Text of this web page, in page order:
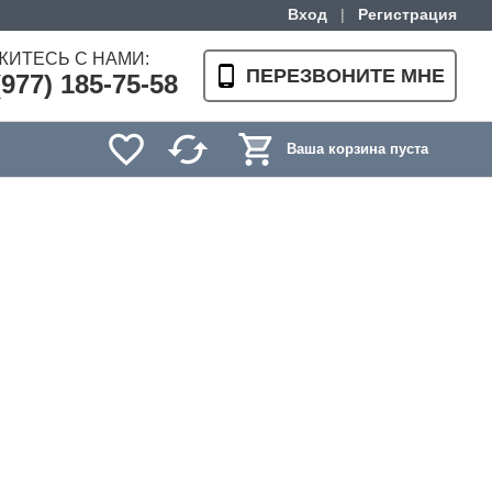
Вход | Регистрация
С НАМИ:
185-75-58 ПЕРЕЗВОНИТЕ МНЕ
Ваша корзина пуста